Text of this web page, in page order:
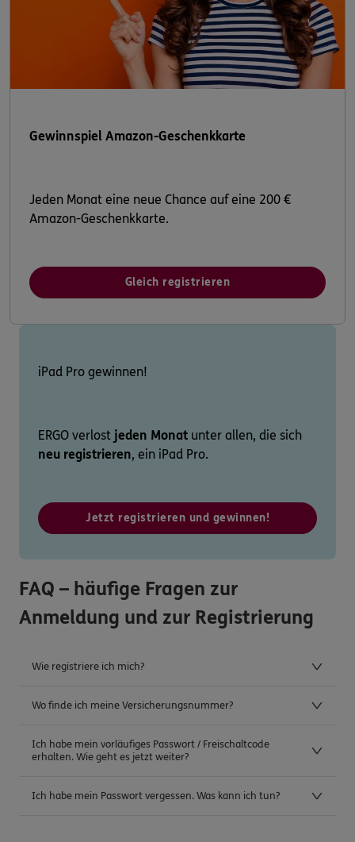
Gewinnspiel Amazon-Geschenkkarte
Jeden Monat eine neue Chance auf eine 200 €
Amazon-Geschenkkarte.
Gleich registrieren
iPad Pro gewinnen!
ERGO verlost jeden Monat unter allen, die sich
neu registrieren, ein iPad Pro.
Jetzt registrieren und gewinnen!
FAQ – häufige Fragen zur
Anmeldung und zur Registrierung
Wie registriere ich mich?
Wo finde ich meine Versicherungsnummer?
Ich habe mein vorläufiges Passwort / Freischaltcode
erhalten. Wie geht es jetzt weiter?
Ich habe mein Passwort vergessen. Was kann ich tun?